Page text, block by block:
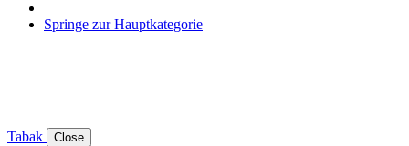
Springe zur Hauptkategorie
Tabak Close